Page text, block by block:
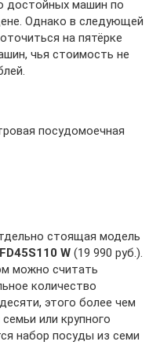
достойных машин по
Однако в следующей
на пятёрке
чья стоимость не
посудомоечная
стоящая модель
W (19 990 руб.).
можно считать
количество
этого более чем
или крупного
набор посуды из семи